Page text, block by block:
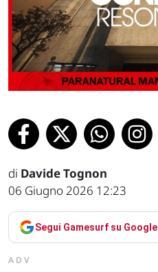
di Davide Tognon
06 Giugno 2026 12:23
Segui Gamesurf su Google
ADV